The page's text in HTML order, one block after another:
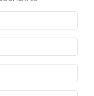
Manuales con textos
textos
Por favor,
filtros.